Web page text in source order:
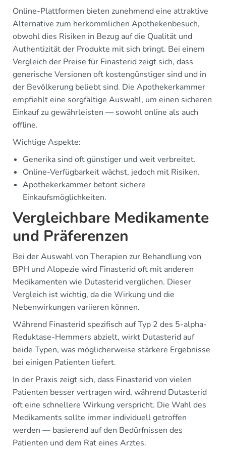
Online-Plattformen bieten zunehmend eine attraktive
Alternative zum herkömmlichen Apothekenbesuch,
obwohl dies Risiken in Bezug auf die Qualität und
Authentizität der Produkte mit sich bringt. Bei einem
Vergleich der Preise für Finasterid zeigt sich, dass
generische Versionen oft kostengünstiger sind und in
der Bevölkerung beliebt sind. Die Apothekerkammer
empfiehlt eine sorgfältige Auswahl, um einen sicheren
Einkauf zu gewährleisten — sowohl online als auch
offline.
Wichtige Aspekte:
Generika sind oft günstiger und weit verbreitet.
Online-Verfügbarkeit wächst, jedoch mit Risiken.
Apothekerkammer betont sichere
Einkaufsmöglichkeiten.
Vergleichbare Medikamente
und Präferenzen
Bei der Auswahl von Therapien zur Behandlung von
BPH und Alopezie wird Finasterid oft mit anderen
Medikamenten wie Dutasterid verglichen. Dieser
Vergleich ist wichtig, da die Wirkung und die
Nebenwirkungen variieren können.
Während Finasterid spezifisch auf Typ 2 des 5-alpha-
Reduktase-Hemmers abzielt, wirkt Dutasterid auf
beide Typen, was möglicherweise stärkere Ergebnisse
bei einigen Patienten liefert.
In der Praxis zeigt sich, dass Finasterid von vielen
Patienten besser vertragen wird, während Dutasterid
oft eine schnellere Wirkung verspricht. Die Wahl des
Medikaments sollte immer individuell getroffen
werden — basierend auf den Bedürfnissen des
Patienten und dem Rat eines Arztes.